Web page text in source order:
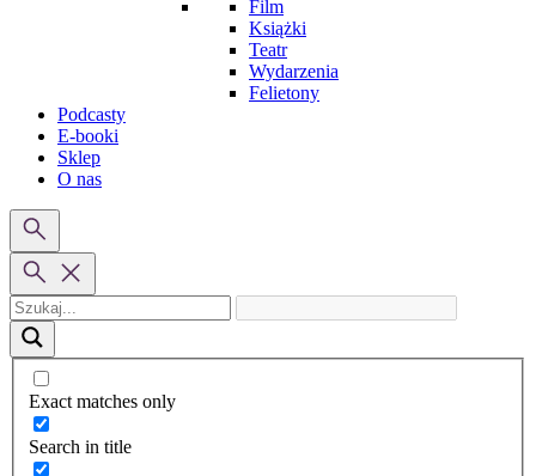
Film
Książki
Teatr
Wydarzenia
Felietony
Podcasty
E-booki
Sklep
O nas
Exact matches only
Search in title